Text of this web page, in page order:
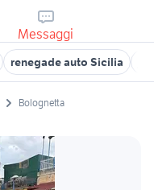
Messaggi
renegade auto Sicilia
Bolognetta